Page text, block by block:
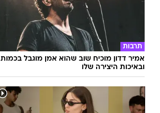
תרבות
אמיר דדון מוכיח שוב שהוא אמן מוגבל בכמות
ובאיכות היצירה שלו